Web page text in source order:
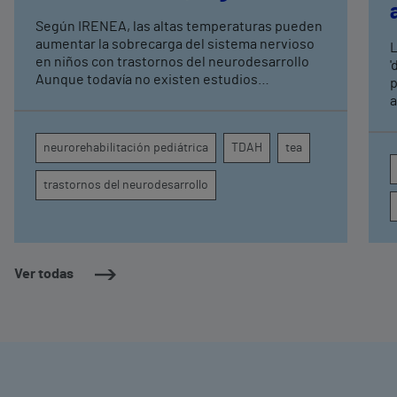
Ver todas
expertos en
neurorrehabilitación
pediátrica de Vithas
Según IRENEA, las altas temperaturas pueden
aumentar la sobrecarga del sistema nervioso
en niños con trastornos del neurodesarrollo
Aunque todavía no existen estudios
atención, la regulación emocional y la
conducta
neurorehabilitación pediátrica TDAH tea
trastornos del neurodesarrollo